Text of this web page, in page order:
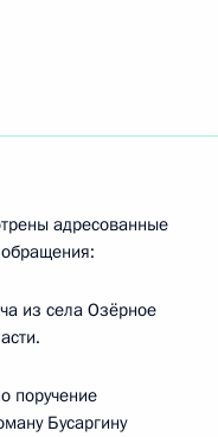
адресованные
из села Озёрное
поручение
Бусаргину